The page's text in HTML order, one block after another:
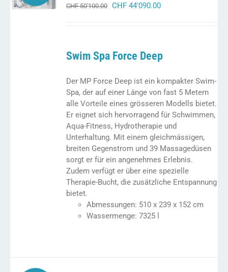
/ CHF50'100.00 ursprünglicher
CHF 44'090.00aktueller
Swim Spa Force Deep
Der MP Force Deep ist ein kompakter Swim-
Spa, der auf einer Länge von fast 5 Metern
alle Vorteile eines grösseren Modells bietet.
Er eignet sich hervorragend für Schwimmen,
Aqua-Fitness, Hydrotherapie und
Unterhaltung. Mit einem gleichmässigen,
breiten Gegenstrom und 39 Massagedüsen
sorgt er für ein angenehmes Erlebnis.
Zudem verfügt er über eine spezielle
Therapie-Bucht, die zusätzliche Entspannung
bietet.
Abmessungen: 510 x 239 x 152 cm
Wassermenge: 7325 l